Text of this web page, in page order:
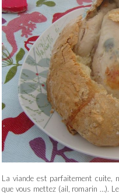
La viande est parfaitement cuite,
que vous mettez (ail, romarin …).